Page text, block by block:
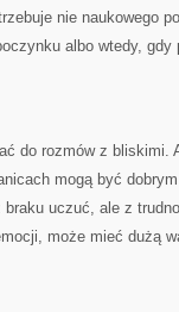
nie naukowego
albo wtedy, gdy
do rozmów z bliskimi.
mogą być
uczuć, ale z
może mieć dużą